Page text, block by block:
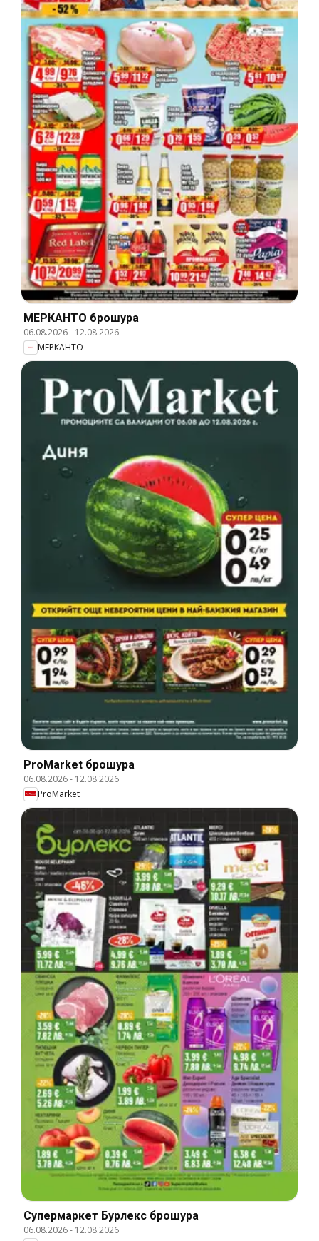
МЕРКАНТО брошура
06.08.2026- 12.08.2026
МЕРКАНТО
ProMarket брошура
06.08.2026- 12.08.2026
ProMarket
Супермаркет Бурлекс брошура
06.08.2026- 12.08.2026